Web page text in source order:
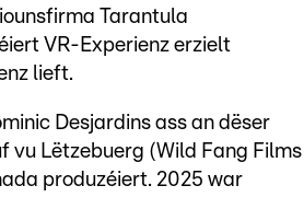
Tarantula
VR-Experienz erzielt
lieft.
Desjardins ass an dëser
vu Lëtzebuerg (Wild Fang Films
produzéiert. 2025 war